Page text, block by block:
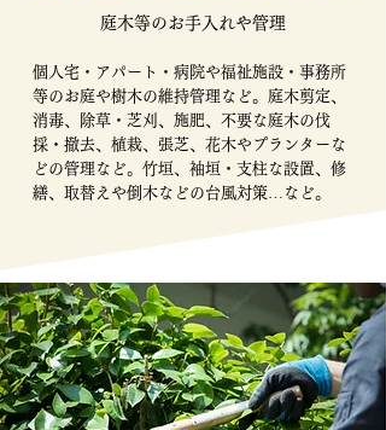
庭木等のお手入れや管理
個人宅・アパート・病院や福祉施設・事務所
等のお庭や樹木の維持管理など。庭木剪定、
消毒、除草・芝刈、施肥、不要な庭木の伐
採・撤去、植栽、張芝、花木やプランターな
どの管理など。竹垣、袖垣・支柱な設置、修
繕、取替えや倒木などの台風対策…など。